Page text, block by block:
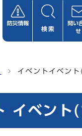
防災情報
検索
問い
せ
イベントイベン
イベント